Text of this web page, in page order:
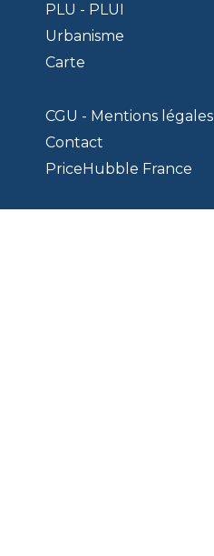
PLU - PLUI
Urbanisme
Carte
CGU - Mentions légales
Contact
PriceHubble France